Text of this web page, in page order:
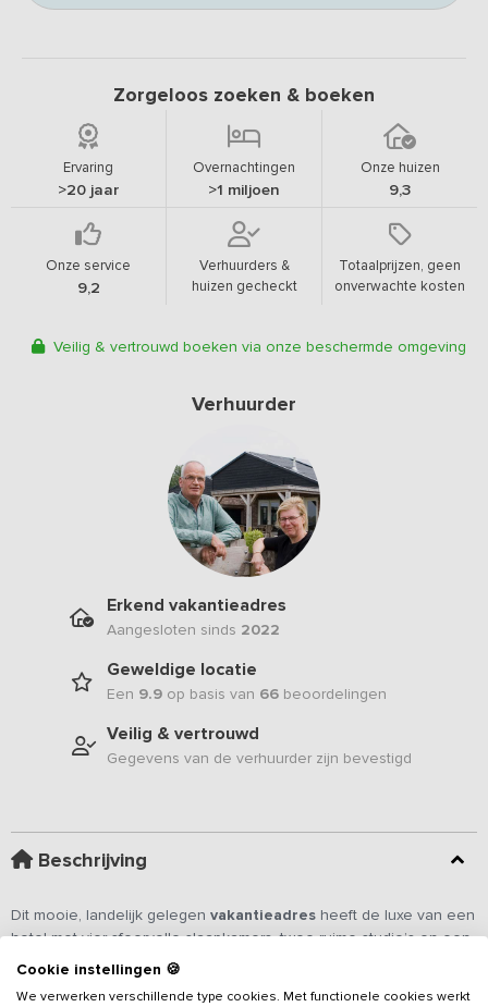
Zorgeloos zoeken & boeken
Ervaring
>20 jaar
Overnachtingen
>1 miljoen
Onze huizen
9,3
Onze service
9,2
Verhuurders &
huizen gecheckt
Totaalprijzen, geen
onverwachte kosten
Veilig & vertrouwd boeken via onze beschermde omgeving
Verhuurder
Erkend vakantieadres
Aangesloten sinds 2022
Geweldige locatie
Een 9.9 op basis van 66 beoordelingen
Veilig & vertrouwd
Gegevens van de verhuurder zijn bevestigd
Beschrijving
Dit mooie, landelijk gelegen vakantieadres heeft de luxe van een
hotel met vier sfeervolle slaapkamers, twee ruime studio’s en een
gezellige woonkamer. Vanaf het eigen terras kijk je heerlijk uit over
de landerijen en de koeien. Een prachtige plek voor groepen tot
Cookie instellingen 🍪
We verwerken verschillende type cookies. Met functionele cookies werkt